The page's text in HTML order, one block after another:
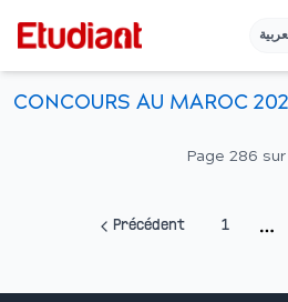
CONCOURS AU MAROC
Page 286 sur
Précédent 1